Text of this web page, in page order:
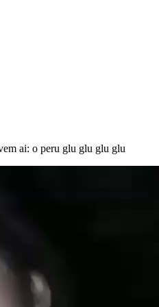
ai: o peru glu glu glu glu